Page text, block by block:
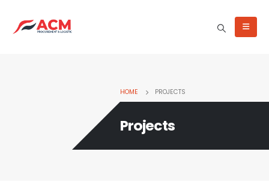
HOME PROJECTS
Projects